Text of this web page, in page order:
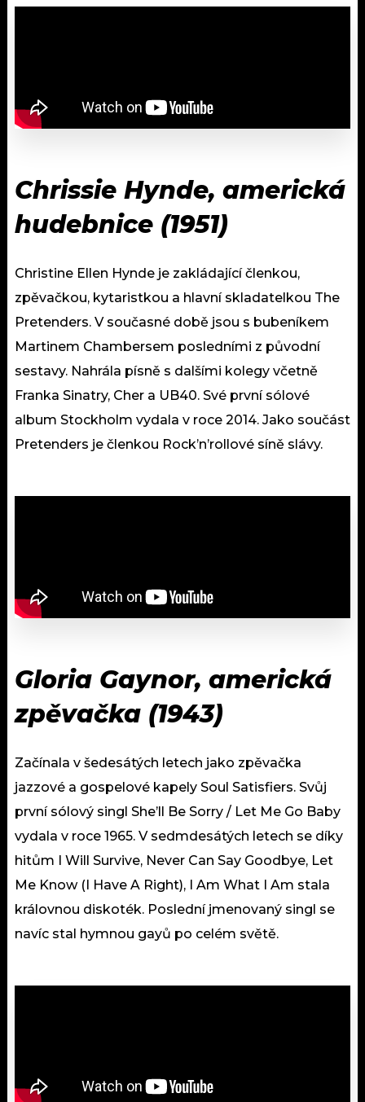
Chrissie Hynde, americká
hudebnice (1951)
Christine Ellen Hynde je zakládající členkou,
zpěvačkou, kytaristkou a hlavní skladatelkou The
Pretenders. V současné době jsou s bubeníkem
Martinem Chambersem posledními z původní
sestavy. Nahrála písně s dalšími kolegy včetně
Franka Sinatry, Cher a UB40. Své první sólové
album Stockholm vydala v roce 2014. Jako součást
Pretenders je členkou Rock’n’rollové síně slávy.
Gloria Gaynor, americká
zpěvačka (1943)
Začínala v šedesátých letech jako zpěvačka
jazzové a gospelové kapely Soul Satisfiers. Svůj
první sólový singl She’ll Be Sorry / Let Me Go Baby
vydala v roce 1965. V sedmdesátých letech se díky
hitům I Will Survive, Never Can Say Goodbye, Let
Me Know (I Have A Right), I Am What I Am stala
královnou diskoték. Poslední jmenovaný singl se
navíc stal hymnou gayů po celém světě.